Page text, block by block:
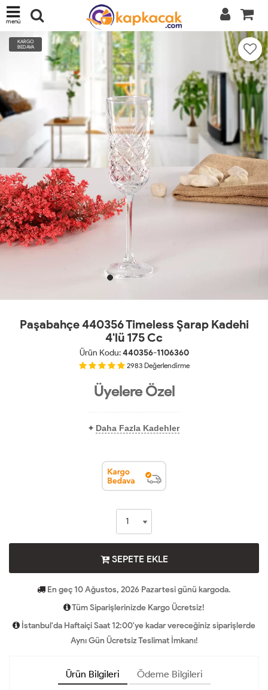
menü
KARGO
BEDAVA
Paşabahçe 440356 Timeless Şarap Kadehi
4'lü 175 Cc
Ürün Kodu:440356-1106360
2983 Değerlendirme
Üyelere Özel
+ Daha Fazla Kadehler
SEPETE EKLE
En geç 10 Ağustos, 2026 Pazartesi günü kargoda.
Tüm Siparişlerinizde Kargo Ücretsiz!
İstanbul'da Haftaiçi Saat 12:00'ye kadar vereceğiniz siparişlerde
Aynı Gün Ücretsiz Teslimat İmkanı!
Ürün Bilgileri Ödeme Bilgileri